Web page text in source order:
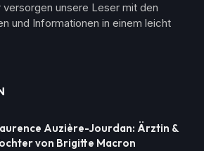
unsere Leser mit den
und Informationen in einem leicht
Auzière-Jourdan: Ärztin &
von Brigitte Macron